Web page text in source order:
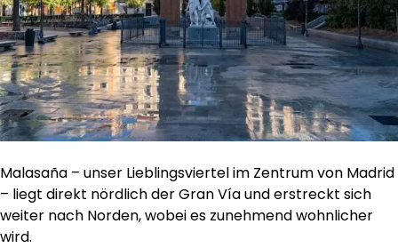
Malasaña – unser Lieblingsviertel im Zentrum von Madrid
– liegt direkt nördlich der Gran Vía und erstreckt sich
weiter nach Norden, wobei es zunehmend wohnlicher
wird.